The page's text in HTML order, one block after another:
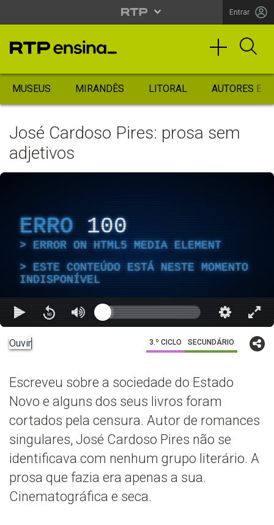
Entrar
MUSEUS MIRANDÊS LITORAL AUTORES
José Cardoso Pires: prosa sem
adjetivos
ERRO 100
ERROR ON HTML5 MEDIA ELEMENT
ESTE CONTEÚDO ESTÁ NESTE MOMENTO
INDISPONÍVEL
Ouvir 3.º CICLO SECUNDÁRIO
Escreveu sobre a sociedade do Estado
Novo e alguns dos seus livros foram
cortados pela censura. Autor de romances
singulares, José Cardoso Pires não se
identificava com nenhum grupo literário. A
prosa que fazia era apenas a sua.
Cinematográfica e seca.